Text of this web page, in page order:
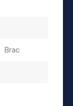
Brac